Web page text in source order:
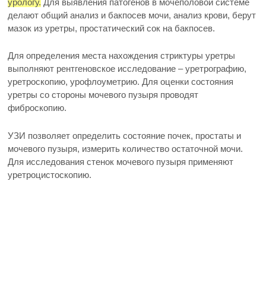
урологу. Для выявления патогенов в мочеполовой системе
делают общий анализ и бакпосев мочи, анализ крови, берут
мазок из уретры, простатический сок на бакпосев.
Для определения места нахождения стриктуры уретры
выполняют рентгеновское исследование – уретрографию,
уретроскопию, урофлоуметрию. Для оценки состояния
уретры со стороны мочевого пузыря проводят
фиброскопию.
УЗИ позволяет определить состояние почек, простаты и
мочевого пузыря, измерить количество остаточной мочи.
Для исследования стенок мочевого пузыря применяют
уретроцистоскопию.